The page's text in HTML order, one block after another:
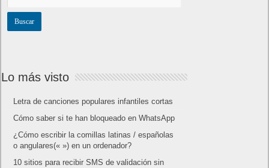
Lo más visto
Letra de canciones populares infantiles cortas
Cómo saber si te han bloqueado en WhatsApp
¿Cómo escribir la comillas latinas / españolas
o angulares(« ») en un ordenador?
10 sitios para recibir SMS de validación sin